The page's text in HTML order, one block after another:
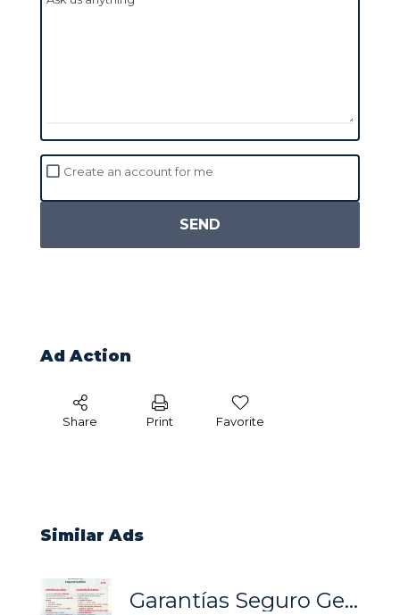
Create an account for me
SEND
Ad Action
Share Print Favorite
Similar Ads
Garantías Seguro Gesmar